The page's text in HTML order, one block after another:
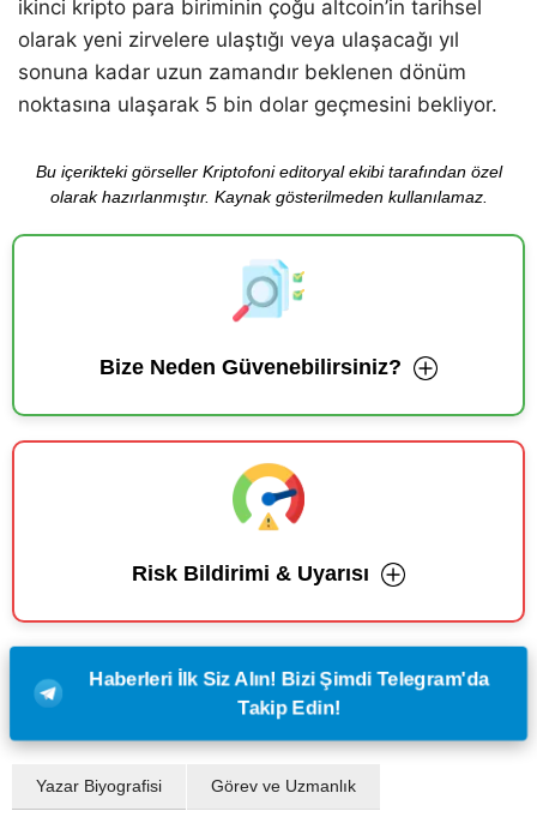
ikinci kripto para biriminin çoğu altcoin’in tarihsel
olarak yeni zirvelere ulaştığı veya ulaşacağı yıl
sonuna kadar uzun zamandır beklenen dönüm
noktasına ulaşarak 5 bin dolar geçmesini bekliyor.
Bu içerikteki görseller Kriptofoni editoryal ekibi tarafından özel
olarak hazırlanmıştır. Kaynak gösterilmeden kullanılamaz.
Bize Neden Güvenebilirsiniz?
Risk Bildirimi & Uyarısı
Haberleri İlk Siz Alın! Bizi Şimdi Telegram'da
Takip Edin!
Yazar Biyografisi Görev ve Uzmanlık